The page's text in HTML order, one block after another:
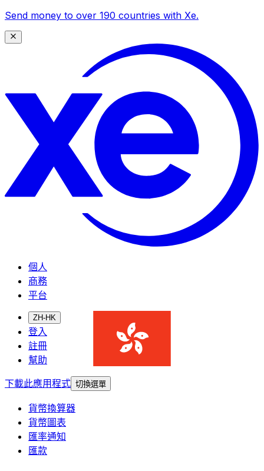
Send money to over 190 countries with Xe.
個人
商務
平台
ZH-HK
登入
註冊
幫助
下載此應用程式 切換選單
貨幣換算器
貨幣圖表
匯率通知
匯款